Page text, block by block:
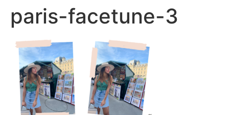
paris-facetune-3